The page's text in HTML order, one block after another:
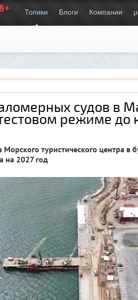
Топики Блоги Компании μ
судов в
режиме до
Морского туристического центра в
на 2027 год